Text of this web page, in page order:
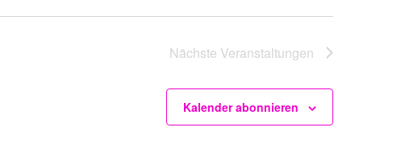
Nächste Veranstaltungen
Kalender abonnieren